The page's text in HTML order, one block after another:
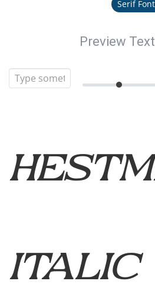
Serif
Preview
Italic